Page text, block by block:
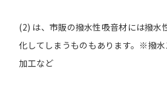
(2) は、市販の撥水性吸音材には撥水
化してしまうものもあります。※撥
加工など